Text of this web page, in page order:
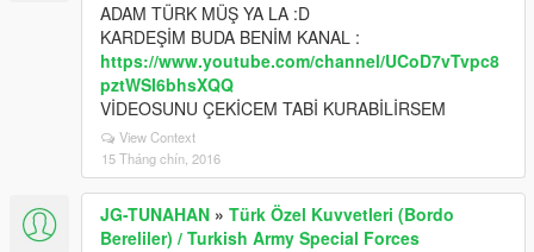
ADAM TÜRK MÜŞ YA LA :D
KARDEŞİM BUDA BENİM KANAL :
https://www.youtube.com/channel/UCoD7vTvpc8
pztWSI6bhsXQQ
VİDEOSUNU ÇEKİCEM TABİ KURABİLİRSEM
View Context
15 Tháng chín, 2016
JG-TUNAHAN » Türk Özel Kuvvetleri (Bordo
Bereliler) / Turkish Army Special Forces